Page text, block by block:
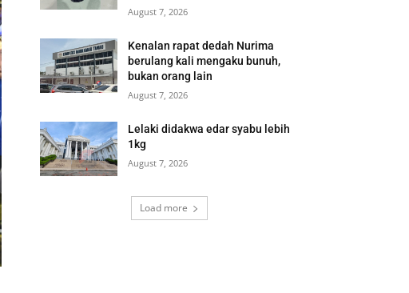
August 7, 2026
Kenalan rapat dedah Nurima
berulang kali mengaku bunuh,
bukan orang lain
August 7, 2026
Lelaki didakwa edar syabu lebih
1kg
August 7, 2026
Load more